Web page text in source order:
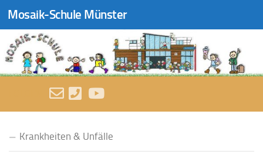
Zum Inhalt springen
Mosaik-Schule Münster
Krankheiten & Unfälle